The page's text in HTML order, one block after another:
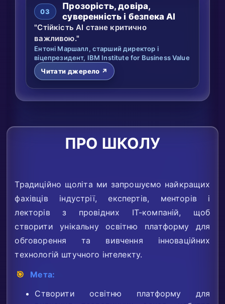
03
Прозорість, довіра,
суверенність і безпека AI
"Стійкість AI стане критично
важливою."
Ентоні Маршалл, старший директор і
віцепрезидент, IBM Institute for Business Value
Читати джерело ↗
ПРО ШКОЛУ
Традиційно щоліта ми запрошуємо найкращих
фахівців індустрії, експертів, менторів і
лекторів з провідних ІТ-компаній, щоб
створити унікальну освітню платформу для
обговорення та вивчення інноваційних
технологій штучного інтелекту.
🎯
Мета:
Створити освітню платформу для